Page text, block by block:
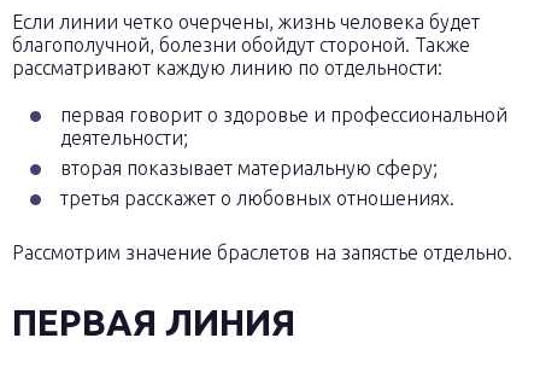
Если линии четко очерчены, жизнь человека будет
благополучной, болезни обойдут стороной. Также
рассматривают каждую линию по отдельности:
первая говорит о здоровье и профессиональной
деятельности;
вторая показывает материальную сферу;
третья расскажет о любовных отношениях.
Рассмотрим значение браслетов на запястье отдельно.
ПЕРВАЯ ЛИНИЯ